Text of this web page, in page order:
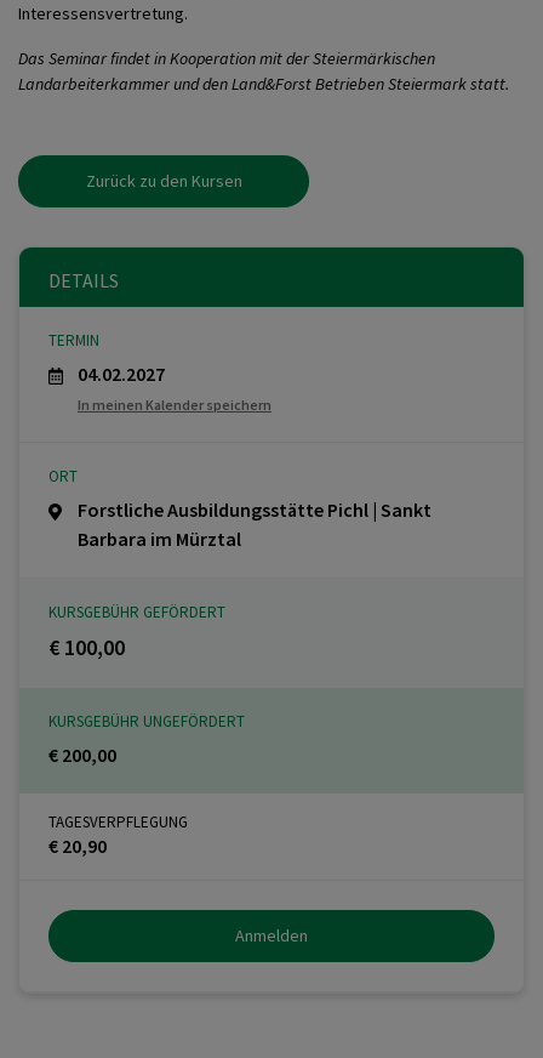
Interessensvertretung.
Das Seminar findet in Kooperation mit der Steiermärkischen
Landarbeiterkammer und den Land&Forst Betrieben Steiermark statt.
Zurück zu den Kursen
DETAILS
TERMIN
04.02.2027
In meinen Kalender speichern
ORT
Forstliche Ausbildungsstätte Pichl | Sankt
Barbara im Mürztal
KURSGEBÜHR GEFÖRDERT
€ 100,00
KURSGEBÜHR UNGEFÖRDERT
€ 200,00
TAGESVERPFLEGUNG
€ 20,90
Anmelden